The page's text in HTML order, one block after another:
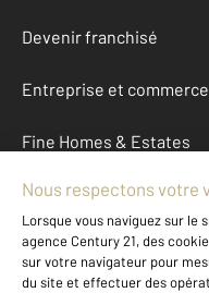
Devenir franchisé
Entreprise et commerce
Fine Homes & Estates
À propos
International